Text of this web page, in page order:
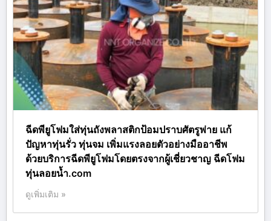
ฉีดพียูโฟมใส่ทุ่นถังพลาสติกป้อมปราบศัตรูพ่าย แก้
ปัญหาทุ่นรั่ว ทุ่นจม เพิ่มแรงลอยตัวอย่างมืออาชีพ
ด้วยบริการฉีดพียูโฟมโดยตรงจากผู้เชี่ยวชาญ ฉีดโฟม
ทุ่นลอยน้ำ.com
ดูเพิ่มเติม »